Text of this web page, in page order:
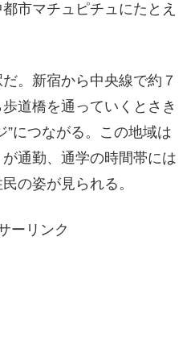
市マチュピチュにたとえ
。新宿から中央線で約７
道橋を通っていくとさき
”につながる。この地域は
通勤、通学の時間帯には
の姿が見られる。
ーリンク